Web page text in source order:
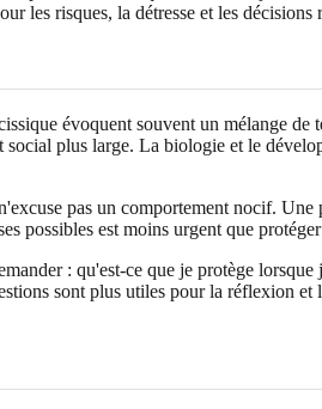
les risques, la détresse et les décisions
évoquent souvent un mélange de
plus large. La biologie et le
pas un comportement nocif. Une
possibles est moins urgent que
: qu'est-ce que je protège
sont plus utiles pour la réflexion et